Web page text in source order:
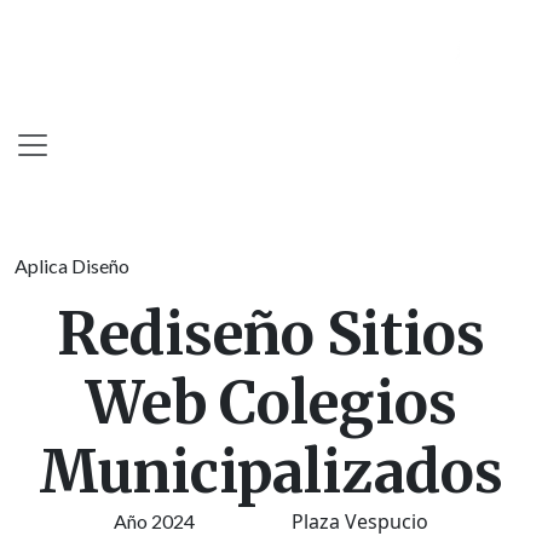
Aplica Diseño
Rediseño Sitios
Web Colegios
Municipalizados
Año 2024 Plaza Vespucio